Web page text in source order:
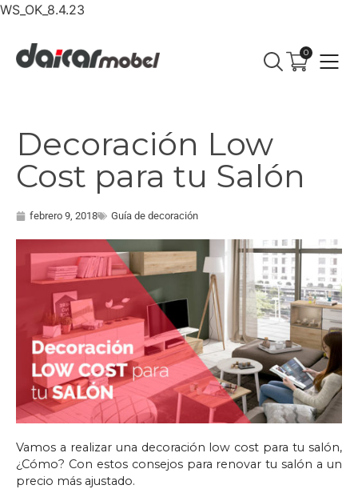
WS_OK_8.4.23
0
Decoración Low
Cost para tu Salón
febrero 9, 2018 Guía de decoración
Vamos a realizar una decoración low cost para tu salón,
¿Cómo? Con estos consejos para renovar tu salón a un
precio más ajustado.